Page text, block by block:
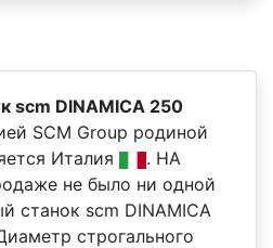
scm DINAMICA 250
SCM Group родиной
Италия
. НА
не было ни одной
станок scm DINAMICA
строгального